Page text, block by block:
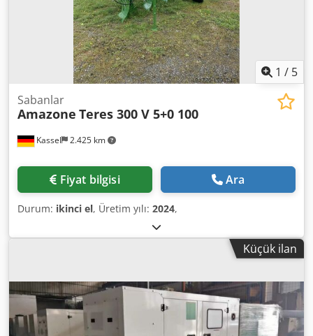
1 / 5
Kassel 2.425 km
Sabanlar
Amazone Teres 300 V 5+0 100
Fiyat bilgisi Ara
Durum: ikinci el, Üretim yılı: 2024,
Küçük ilan